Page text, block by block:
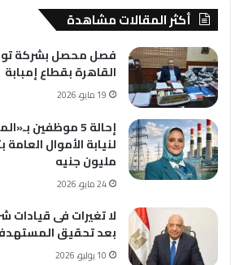
أكثر المقالات مشاهدة
فصل محصل بشركة
القاهرة بقطاع إمبابة
19 مايو، 2026
إحالة 5 موظفين
مليون جنيه
24 مايو، 2026
لا تغيرات فى قيادات
بعد تحقيق المستهدف
10 يوليو، 2026